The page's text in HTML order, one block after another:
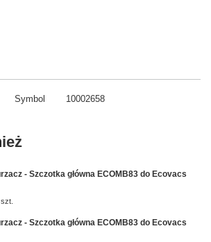
Symbol 10002658
- Szczotka główna ECOMB83 do Ecovacs
szt.
- Szczotka główna ECOMB83 do Ecovacs